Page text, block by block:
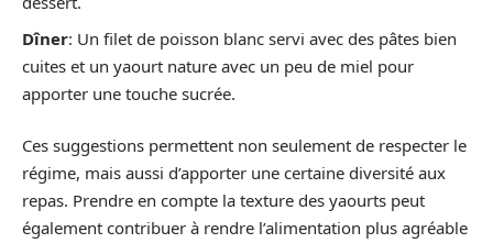
Dîner: Un filet de poisson blanc servi avec des pâtes bien
cuites et un yaourt nature avec un peu de miel pour
apporter une touche sucrée.
Ces suggestions permettent non seulement de respecter le
régime, mais aussi d’apporter une certaine diversité aux
repas. Prendre en compte la texture des yaourts peut
également contribuer à rendre l’alimentation plus agréable